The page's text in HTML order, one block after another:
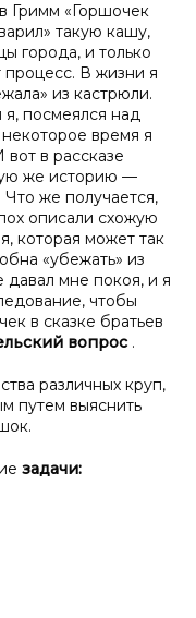
Гримм «Горшочек
такую кашу,
города, и только
процесс. В жизни я
из кастрюли.
посмеялся над
время я
в рассказе
же историю —
же получается,
описали схожую
которая может так
«убежать» из
давал мне покоя, и я
чтобы
в сказке братьев
вопрос .
различных круп,
путем выяснить
задачи: